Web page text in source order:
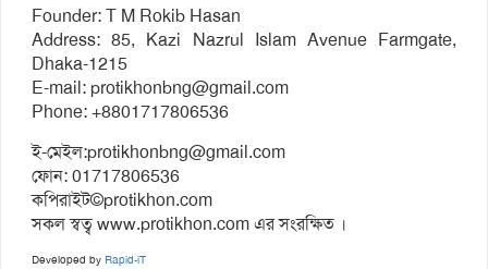
Founder: T M Rokib Hasan
Address: 85, Kazi Nazrul Islam Avenue Farmgate,
Dhaka-1215
E-mail:protikhonbng@gmail.com
Phone: +8801717806536
ই-মেইল:protikhonbng@gmail.com
ফোন: 01717806536
কপিরাইট©protikhon.com
সকল স্বত্ব www.protikhon.com এর সংরক্ষিত ।
Developed by Rapid-iT